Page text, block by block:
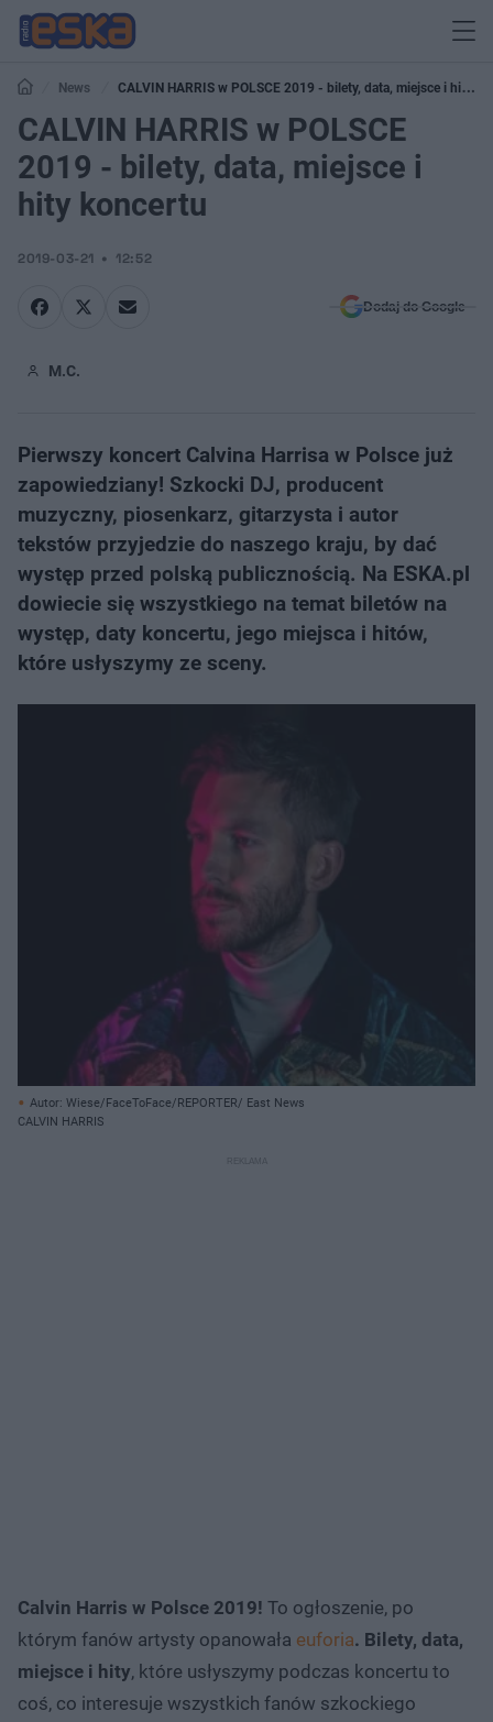
News
CALVIN HARRIS w POLSCE 2019 - bilety, data, miejsce i hity
koncertu
CALVIN HARRIS w POLSCE
2019 - bilety, data, miejsce i
hity koncertu
2019-03-21 12:52
Dodaj do Google
M.C.
Pierwszy koncert Calvina Harrisa w Polsce już
zapowiedziany! Szkocki DJ, producent
muzyczny, piosenkarz, gitarzysta i autor
tekstów przyjedzie do naszego kraju, by dać
występ przed polską publicznością. Na ESKA.pl
dowiecie się wszystkiego na temat biletów na
występ, daty koncertu, jego miejsca i hitów,
które usłyszymy ze sceny.
Autor: Wiese/FaceToFace/REPORTER/ East News
CALVIN HARRIS
Calvin Harris w Polsce 2019! To ogłoszenie, po
którym fanów artysty opanowała euforia. Bilety, data,
miejsce i hity, które usłyszymy podczas koncertu to
coś, co interesuje wszystkich fanów szkockiego